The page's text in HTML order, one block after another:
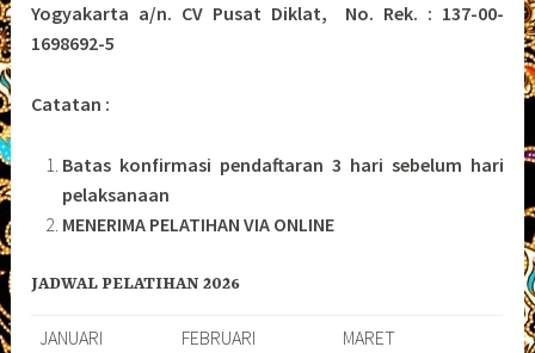
Yogyakarta a/n. CV Pusat Diklat, No. Rek. : 137-00-
1698692-5
Catatan :
Batas konfirmasi pendaftaran 3 hari sebelum hari
pelaksanaan
MENERIMA PELATIHAN VIA ONLINE
JADWAL PELATIHAN 2026
JANUARI FEBRUARI MARET